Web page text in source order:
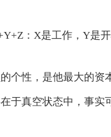
：X是工作，Y是
个性，是他最大的资
于真空状态中，事实